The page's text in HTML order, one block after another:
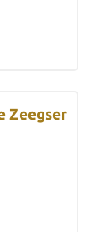
Zeegser